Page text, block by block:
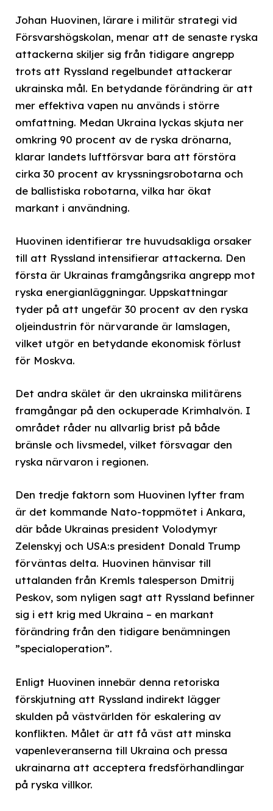
Johan Huovinen, lärare i militär strategi vid
Försvarshögskolan, menar att de senaste ryska
attackerna skiljer sig från tidigare angrepp
trots att Ryssland regelbundet attackerar
ukrainska mål. En betydande förändring är att
mer effektiva vapen nu används i större
omfattning. Medan Ukraina lyckas skjuta ner
omkring 90 procent av de ryska drönarna,
klarar landets luftförsvar bara att förstöra
cirka 30 procent av kryssningsrobotarna och
de ballistiska robotarna, vilka har ökat
markant i användning.
Huovinen identifierar tre huvudsakliga orsaker
till att Ryssland intensifierar attackerna. Den
första är Ukrainas framgångsrika angrepp mot
ryska energianläggningar. Uppskattningar
tyder på att ungefär 30 procent av den ryska
oljeindustrin för närvarande är lamslagen,
vilket utgör en betydande ekonomisk förlust
för Moskva.
Det andra skälet är den ukrainska militärens
framgångar på den ockuperade Krimhalvön. I
området råder nu allvarlig brist på både
bränsle och livsmedel, vilket försvagar den
ryska närvaron i regionen.
Den tredje faktorn som Huovinen lyfter fram
är det kommande Nato-toppmötet i Ankara,
där både Ukrainas president Volodymyr
Zelenskyj och USA:s president Donald Trump
förväntas delta. Huovinen hänvisar till
uttalanden från Kremls talesperson Dmitrij
Peskov, som nyligen sagt att Ryssland befinner
sig i ett krig med Ukraina – en markant
förändring från den tidigare benämningen
”specialoperation”.
Enligt Huovinen innebär denna retoriska
förskjutning att Ryssland indirekt lägger
skulden på västvärlden för eskalering av
konflikten. Målet är att få väst att minska
vapenleveranserna till Ukraina och pressa
ukrainarna att acceptera fredsförhandlingar
på ryska villkor.